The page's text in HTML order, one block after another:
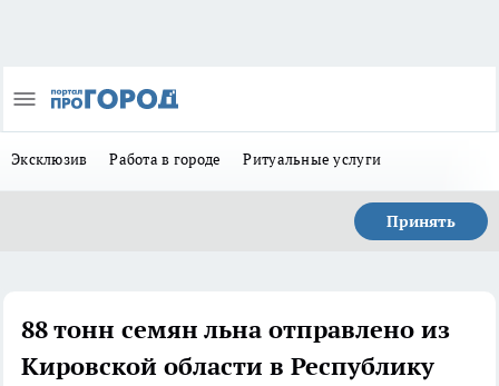
Эксклюзив Работа в городе Ритуальные услуги
Принять
88 тонн семян льна отправлено из
Кировской области в Республику